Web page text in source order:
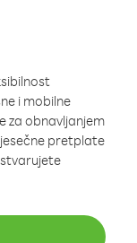
i mobilne
za obnavljanjem
pretplate